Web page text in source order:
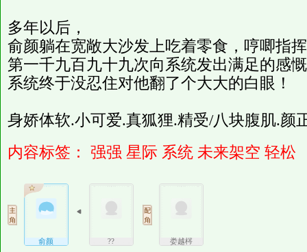
多年以后，
俞颜躺在宽敞大沙发上吃着零食，哼唧指
第一千九百九十九次向系统发出满足的感
系统终于没忍住对他翻了个大大的白眼！
身娇体软.小可爱.真狐狸.精受/八块腹肌.颜
内容标签：
强强 星际 系统 未来架空 轻松
俞颜 ?? 娄越梣